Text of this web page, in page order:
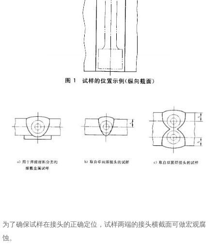
为了确保试样在接头的正确定位，试样两端的接头横截面可做宏观腐
蚀。